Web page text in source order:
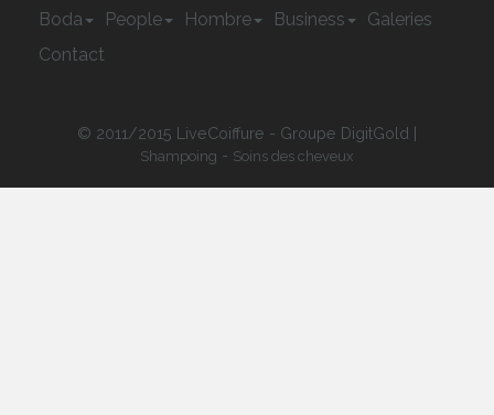
Boda
People Hombre Business
Galeries
Contact
© 2011/2015 LiveCoiffure - Groupe DigitGold |
Shampoing - Soins des cheveux